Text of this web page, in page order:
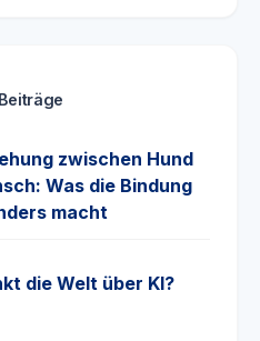
zwischen Hund
Was die Bindung
macht
die Welt über KI?